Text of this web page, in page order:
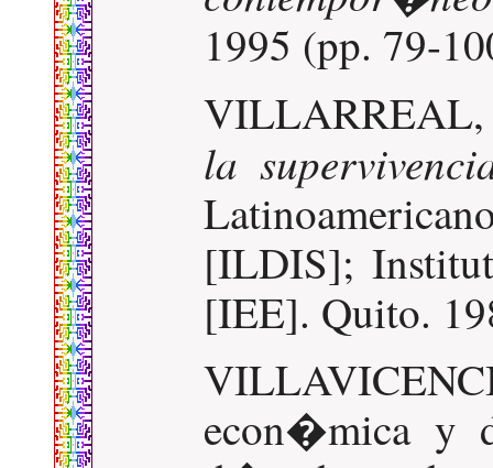
1995 (pp. 79-
la
[ILDIS];
[IEE]. Quito.
econ�mica y